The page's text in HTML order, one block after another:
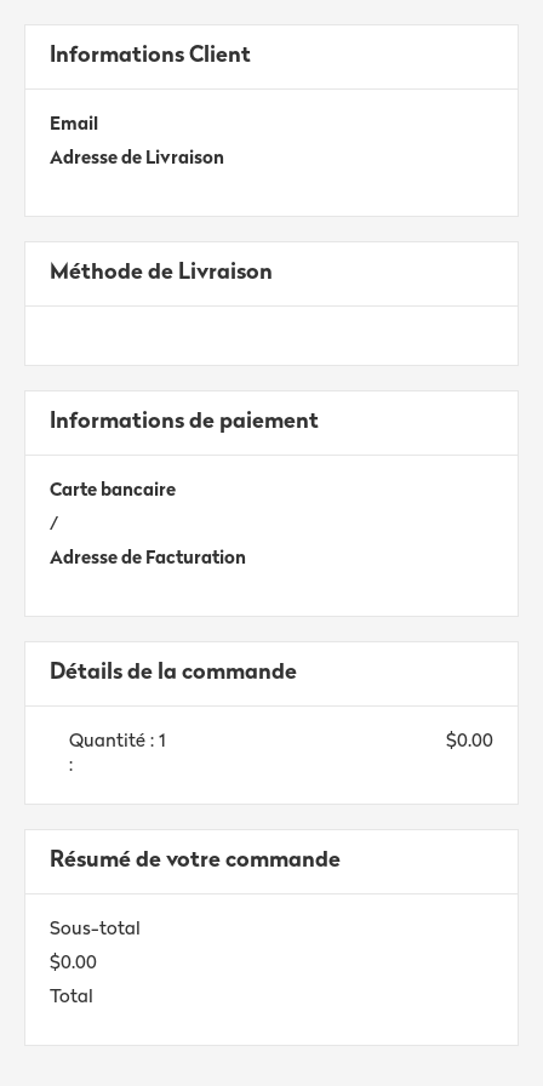
Informations Client
Email
Adresse de Livraison
Méthode de Livraison
Informations de paiement
Carte bancaire
/
Adresse de Facturation
Détails de la commande
Quantité : 1
:
$0.00
Résumé de votre commande
Sous-total
$0.00
Total